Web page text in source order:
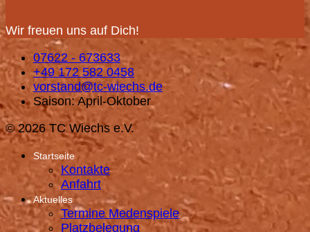
Wir freuen uns auf Dich!
07622 - 673633
+49 172 582 0458
vorstand@tc-wiechs.de
Saison: April-Oktober
© 2026 TC Wiechs e.V.
Startseite
Kontakte
Anfahrt
Aktuelles
Termine Medenspiele
Platzbelegung